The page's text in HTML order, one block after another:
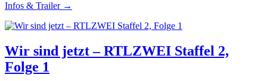
Infos & Trailer →
Wir sind jetzt – RTLZWEI Staffel 2,
Folge 1